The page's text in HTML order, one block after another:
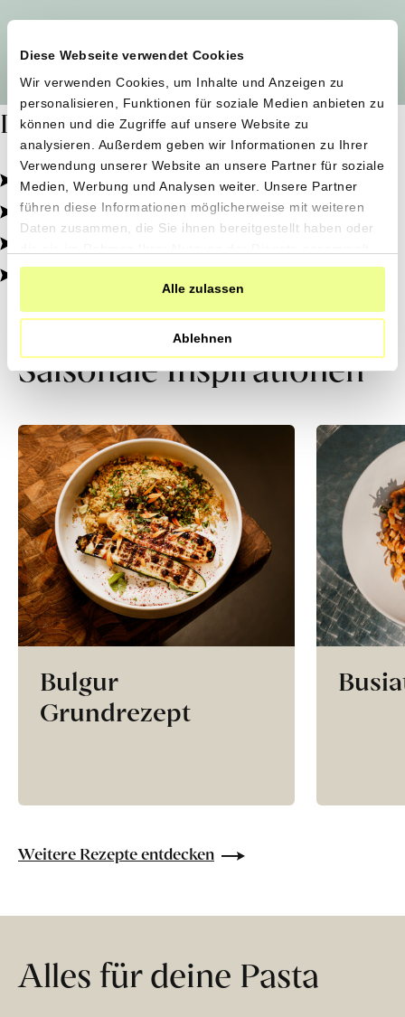
Diese Webseite verwendet Cookies
Wir verwenden Cookies, um Inhalte und Anzeigen zu
personalisieren, Funktionen für soziale Medien anbieten zu
können und die Zugriffe auf unsere Website zu
analysieren. Außerdem geben wir Informationen zu Ihrer
Verwendung unserer Website an unsere Partner für soziale
Medien, Werbung und Analysen weiter. Unsere Partner
führen diese Informationen möglicherweise mit weiteren
Daten zusammen, die Sie ihnen bereitgestellt haben oder
haben.
Alle zulassen
Ablehnen
Dafür stehen wir
Pestizidfrei angebaut, schonend verarbeitet.
Natürliche Zutaten, echter Geschmack.
Von kleinen Höfen, direkt zu dir.
100% transparent, 0% Zusatzstoffe.
Saisonale Inspirationen
Bulgur
Grundrezept
Weitere Rezepte entdecken
Alles für deine Pasta